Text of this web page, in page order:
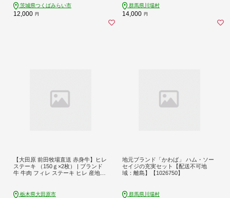
分け [BX11-NT]
茨城県つくばみらい市
12,000 円
群馬県川場村
14,000 円
【大田原 前田牧場直送 赤身牛】ヒレ
ステーキ （150ｇ×2枚） | ブランド
牛 牛肉 フィレ ステーキ ヒレ 産地直
栃木県大田原市
地元ブランド「かわば」 ハム・ソー
セイジの充実セット【配送不可地
域：離島】【1026750】
群馬県川場村